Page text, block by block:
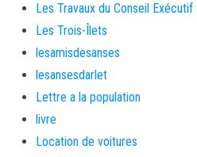
Les Travaux du Conseil Exécutif
Les Trois-Îlets
lesamisdesanses
lesansesdarlet
Lettre a la population
livre
Location de voitures